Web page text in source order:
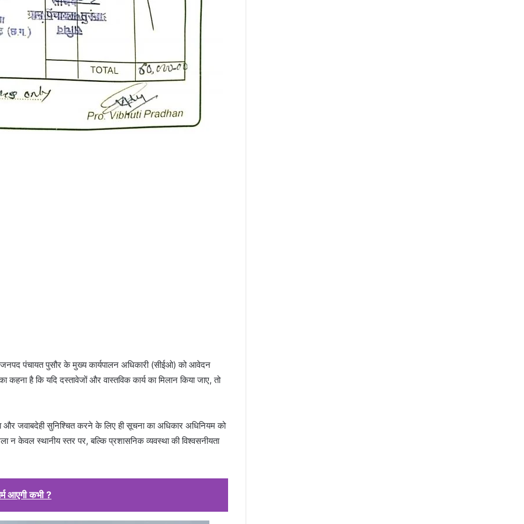
पंचायत पुसौर के मुख्य कार्यपालन अधिकारी (सीईओ) को आवेदन
है कि यदि दस्तावेजों और वास्तविक कार्य का मिलान किया जाए, तो
और जवाबदेही सुनिश्चित करने के लिए ही सूचना का अधिकार अधिनियम को
न केवल स्थानीय स्तर पर, बल्कि प्रशासनिक व्यवस्था की विश्वसनीयता
आएगी कभी ?